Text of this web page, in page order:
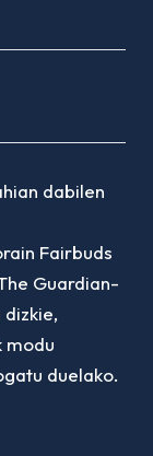
dabilen
Fairbuds
Guardian-
modu
duelako.